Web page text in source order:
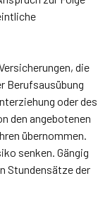
die
Berufsausübung
oder des
den angebotenen
übernommen.
senken. Gängig
Stundensätze der